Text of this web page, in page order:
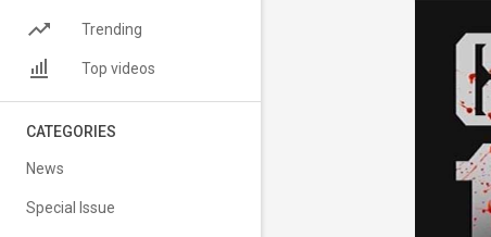
Trending
Top videos
CATEGORIES
News
Special Issue